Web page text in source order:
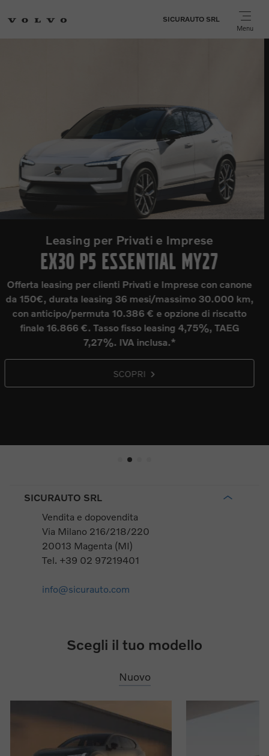
SICURAUTO SRL
Menu
km,
Volvo XC40 è oggi tua
vantaggi fino a 8.000€
prezzo di listino*
Tecnologia innovativa, inconfondibile
scandinavo, sicurezza Volvo. Viaggia senza
puoi!
SICURAUTO SRL
Vendita e dopovendita
Via Milano 216/218/220
20013 Magenta (MI)
Tel. +39 02 97219401
info@sicurauto.com
Scegli il tuo modello
Nuovo